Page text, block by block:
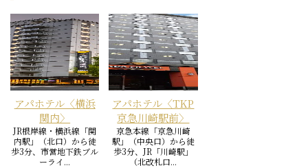
アパホテル〈横浜
関内〉
JR根岸線・横浜線「関
内駅」（北口）から徒
歩3分、市営地下鉄ブル
ーライ...
アパホテル〈TKP
京急川崎駅前〉
京急本線「京急川崎
駅」（中央口）から徒
歩3分、JR「川崎駅」
（北改札口...